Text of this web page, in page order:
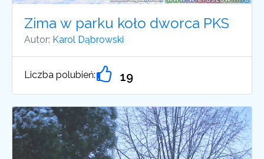
Zima w parku koło dworca PKS
Autor: Karol Dąbrowski
Liczba polubień: 19